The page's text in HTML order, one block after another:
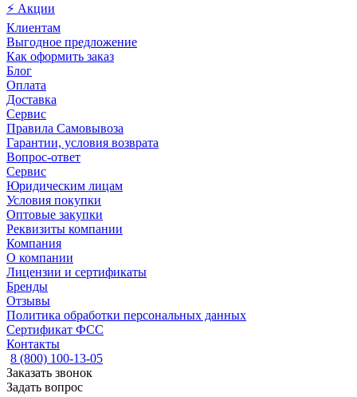
⚡ Акции
Клиентам
Выгодное предложение
Как оформить заказ
Блог
Оплата
Доставка
Сервис
Правила Самовывоза
Гарантии, условия возврата
Вопрос-ответ
Сервис
Юридическим лицам
Условия покупки
Оптовые закупки
Реквизиты компании
Компания
О компании
Лицензии и сертификаты
Бренды
Отзывы
Политика обработки персональных данных
Сертификат ФСС
Контакты
8 (800) 100-13-05
Заказать звонок
Задать вопрос